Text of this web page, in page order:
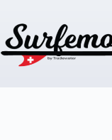
springen